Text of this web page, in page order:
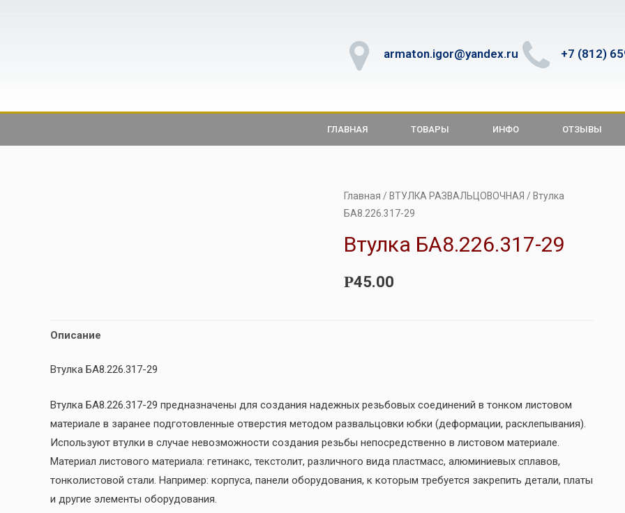
armaton.igor@yandex.ru +7 (812)
ГЛАВНАЯ ТОВАРЫ ИНФО ОТЗЫВЫ
Главная / ВТУЛКА РАЗВАЛЬЦОВОЧНАЯ / Втулка
БА8.226.317-29
Втулка БА8.226.317-29
Р45.00
Описание
Втулка БА8.226.317-29
Втулка БА8.226.317-29 предназначены для создания надежных резьбовых соединений в тонком листовом
материале в заранее подготовленные отверстия методом развальцовки юбки (деформации, расклепывания).
Используют втулки в случае невозможности создания резьбы непосредственно в листовом материале.
Материал листового материала: гетинакс, текстолит, различного вида пластмасс, алюминиевых сплавов,
тонколистовой стали. Например: корпуса, панели оборудования, к которым требуется закрепить детали, платы
и другие элементы оборудования.